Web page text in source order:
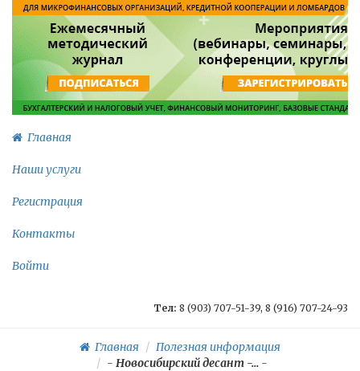
Главная
Наши услуги
Регистрация
Контакты
Войти
Тел: 8 (903) 707-51-39, 8 (916) 707-24-93
Главная
Полезная информация
- Новосибирский десант -... -